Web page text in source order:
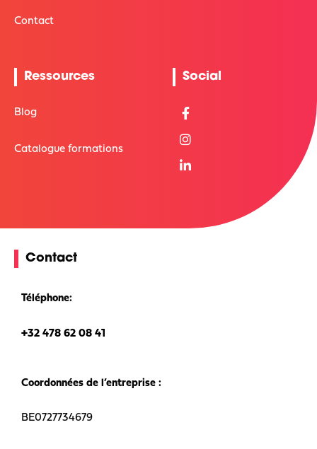
Contact
Ressources
Blog
Catalogue formations
Social
Contact
Téléphone:
+32 478 62 08 41
Coordonnées de l’entreprise :
BE0727734679